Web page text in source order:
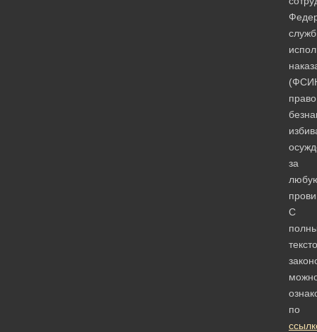
право
за
С
по